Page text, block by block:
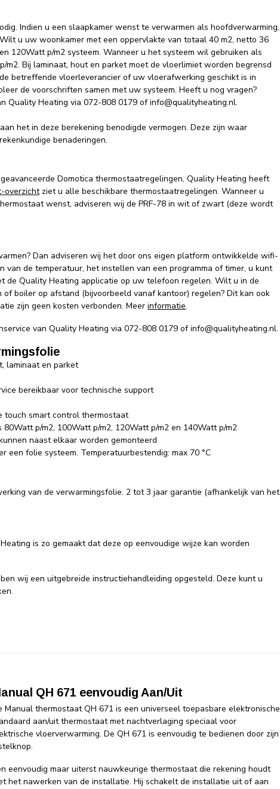
Indien u een slaapkamer wenst te verwarmen als hoofdverwarming,
u uw woonkamer met een oppervlakte van totaal 40 m2, netto 36
120Watt p/m2 systeem. Wanneer u het systeem wil gebruiken als
Bij laminaat, hout en parket moet de vloerlimiet worden begrensd
betreffende vloerleverancier of uw vloerafwerking geschikt is in
de voorschriften samen met uw systeem. Heeft u nog vragen?
Quality Heating via 072-808 0179 ofinfo@qualityheating.nl.
het in deze berekening benodigde vermogen. Deze zijn waar
benaderingen.
Domotica thermostaatregelingen, Quality Heating heeft
overzichtziet u alle beschikbare thermostaatregelingen. Wanneer u
wenst, adviseren wij de PRF-78 in wit of zwart (deze wordt
Dan adviseren wij het door ons eigen platform ontwikkelde wifi-
van de temperatuur, het instellen van een programma of timer, u kunt
de Quality Heating applicatie op uw telefoon regelen. Wilt u in de
boiler op afstand (bijvoorbeeld vanaf kantoor) regelen? Dit kan ook
zijn geen kosten verbonden. Meer informatie.
van Quality Heating via 072-808 0179 ofinfo@qualityheating.nl.
laminaat en parket
bereikbaar voor technische support
touch smart control thermostaat
p/m2, 100Watt p/m2, 120Watt p/m2 en 140Watt p/m2
naast elkaar worden gemonteerd
een folie systeem. Temperatuurbestendig: max 70 °C
van de verwarmingsfolie. 2 tot 3 jaar garantie (afhankelijk van het
is zo gemaakt dat deze op eenvoudige wijze kan worden
wij een uitgebreide instructiehandleiding opgesteld. Deze kunt u
QH 671 eenvoudig Aan/Uit
Manual thermostaat QH 671 is een universeel toepasbare elektronische
aan/uit thermostaat met nachtverlaging speciaal voor
vloerverwarming. De QH 671 is eenvoudig te bedienen door zijn
eenvoudig maar uiterst nauwkeurige thermostaat die rekening houdt
het nawerken van de installatie. Hij schakelt de installatie uit of aan